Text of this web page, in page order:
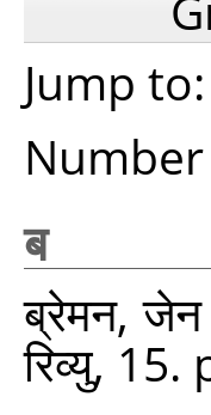
Jump
ब
ब्रेमन, जेन
रिव्यु,